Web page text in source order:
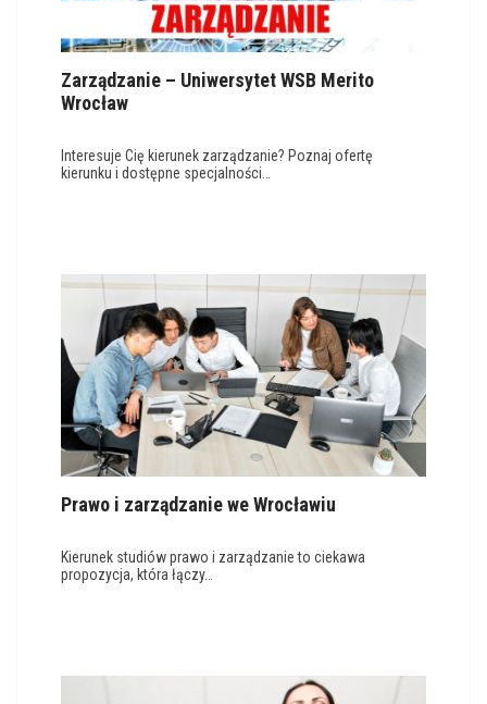
Zarządzanie – Uniwersytet WSB Merito
Wrocław
Interesuje Cię kierunek zarządzanie? Poznaj ofertę
kierunku i dostępne specjalności…
Prawo i zarządzanie we Wrocławiu
Kierunek studiów prawo i zarządzanie to ciekawa
propozycja, która łączy…